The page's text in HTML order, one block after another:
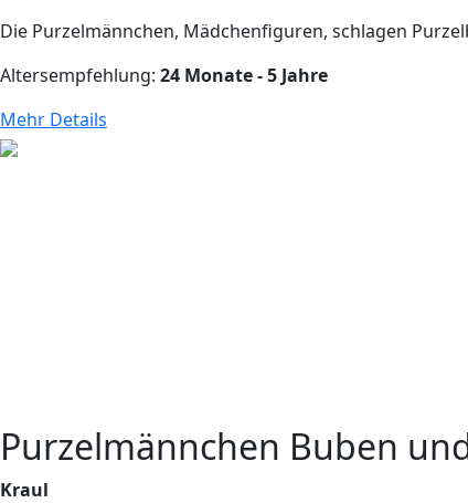
Die Purzelmännchen, Mädchenfiguren, schlagen
Altersempfehlung: 24 Monate - 5 Jahre
Mehr Details
Purzelmännchen Buben
Kraul